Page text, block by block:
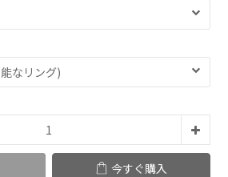
今すぐ購入